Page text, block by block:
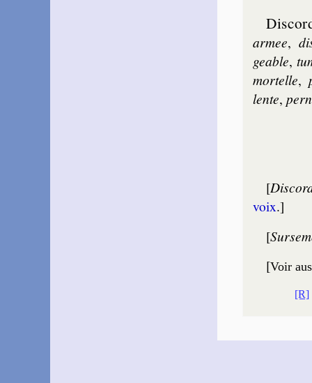
armee,
geable,
mor­telle,
lente,
[
voix.]
[
[Voir
[R]